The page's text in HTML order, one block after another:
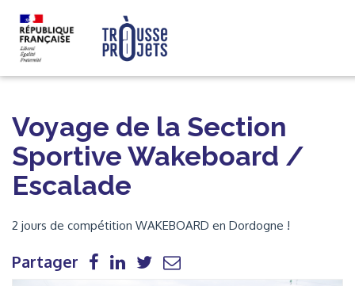
Voyage de la Section
Sportive Wakeboard /
Escalade
2 jours de compétition WAKEBOARD en Dordogne !
Partager